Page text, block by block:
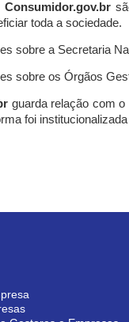
Consumidor.gov.br
toda a sociedade.
sobre a Secretaria
sobre os Órgãos
guarda relação com o
foi